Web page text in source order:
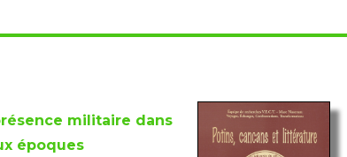
militaire dans
époques